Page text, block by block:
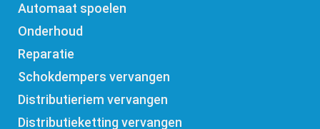
Automaat spoelen
Onderhoud
Reparatie
Schokdempers vervangen
Distributieriem vervangen
Distributieketting vervangen